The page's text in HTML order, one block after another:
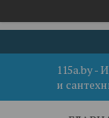
115a.by -
и